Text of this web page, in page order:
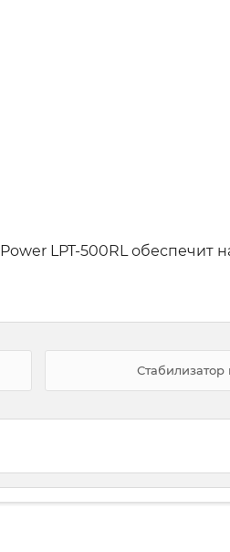
LPT-500RL